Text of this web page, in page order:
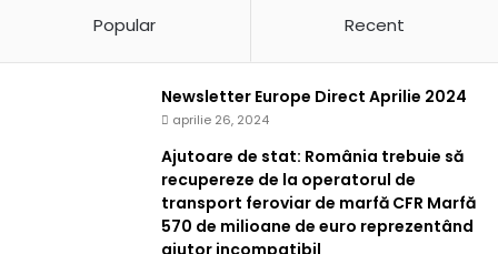
Popular Recent
Newsletter Europe Direct Aprilie 2024
aprilie 26, 2024
Ajutoare de stat: România trebuie să
recupereze de la operatorul de
transport feroviar de marfă CFR Marfă
570 de milioane de euro reprezentând
ajutor incompatibil